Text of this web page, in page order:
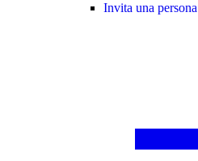
Invita una persona